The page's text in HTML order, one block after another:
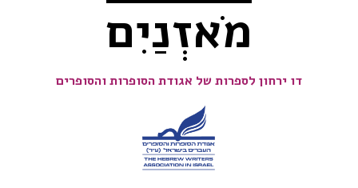
מֹאזְנַיִם
דו ירחון לספרות של אגודת הסופרות והסופרים